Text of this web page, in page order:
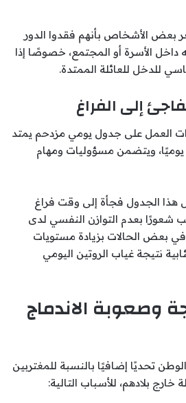
بعض الأشخاص بأنهم فقدوا الدور
داخل الأسرة أو المجتمع، خصوصًا إذا
للدخل للعائلة الممتدة.
إلى الفراغ
العمل على جدول يومي مزدحم يمتد
8 أو 10 ساعات يوميًا، ويتضمن مسؤوليات ومهام
هذا الجدول فجأة إلى وقت فراغ
شعورًا بعدم التوازن النفسي لدى
بعض الحالات بزيادة مستويات
نتيجة غياب الروتين اليومي
وصعوبة الاندماج
تحديًا إضافيًا بالنسبة للمغتربين
بلادهم، للأسباب التالية: